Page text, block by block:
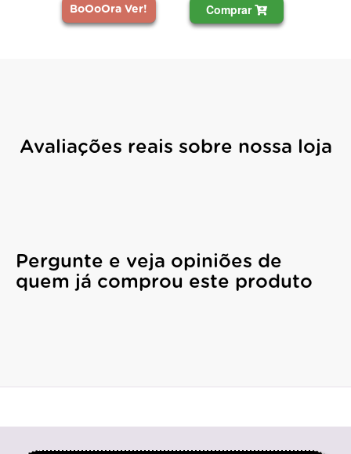
BoOoOra Ver! Comprar
Avaliações reais sobre nossa loja
Pergunte e veja opiniões de
quem já comprou este produto